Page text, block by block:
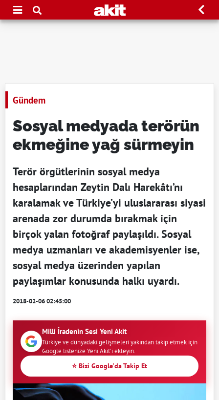
Gündem
Sosyal medyada terörün
ekmeğine yağ sürmeyin
Terör örgütlerinin sosyal medya
hesaplarından Zeytin Dalı Harekâtı’nı
karalamak ve Türkiye’yi uluslararası siyasi
arenada zor durumda bırakmak için
birçok yalan fotoğraf paylaşıldı. Sosyal
medya uzmanları ve akademisyenler ise,
sosyal medya üzerinden yapılan
paylaşımlar konusunda halkı uyardı.
2018-02-06 02:45:00
Milli İradenin Sesi Yeni Akit
Türkiye ve dünyadaki gelişmeleri yakından takip etmek için
Google listenize Yeni Akit'i ekleyin.
⭐ Bizi Google'da Takip Et